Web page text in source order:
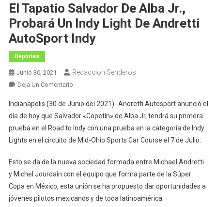
El Tapatio Salvador De Alba Jr.,
Probará Un Indy Light De Andretti
AutoSport Indy
Deportes
Junio 30, 2021 Redaccion Senderos
Deja Un ComentarioEn
Tapatio
Salvador
De
Alba
Probará
Un
Indy
Light
Indianapolis (30 de Junio del 2021)- Andretti Autosport anunció el
día de hoy que Salvador «Copetín» de Alba Jr, tendrá su primera
prueba en el Road to Indy con una prueba en la categoría de Indy
Lights en el circuito de Mid-Ohio Sports Car Course el 7 de Julio.
Esto se da de la nueva sociedad formada entre Michael Andretti
y Michel Jourdain con el equipo que forma parte de la Súper
Copa en México, esta unión se ha propuesto dar oportunidades a
jóvenes pilotos mexicanos y de toda latinoamérica.